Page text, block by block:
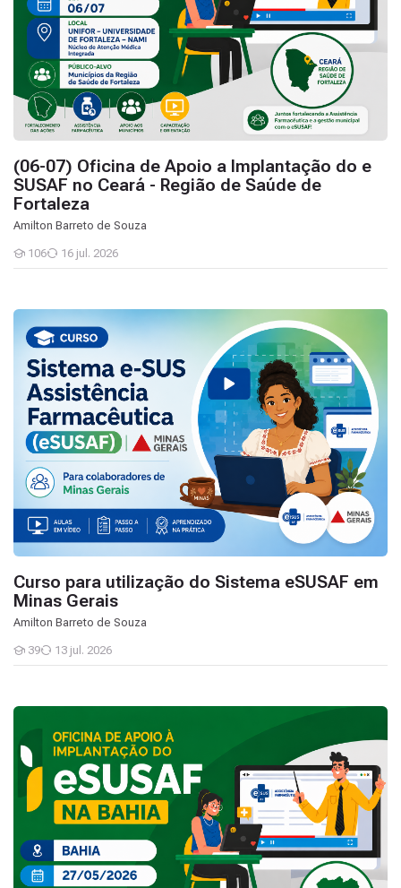
(06-07) Oficina de Apoio a Implantação do e
SUSAF no Ceará - Região de Saúde de
Fortaleza
Amilton Barreto de Souza
106
Estudantes
16 jul. 2026
Curso para utilização do Sistema eSUSAF em
Minas Gerais
Amilton Barreto de Souza
39
Estudantes
13 jul. 2026
Curso para utilização do Sistema eSUSAF em Minas Gerais
(27-05) Oficina de Apoio a Implantação do e SUSAF na Bahia